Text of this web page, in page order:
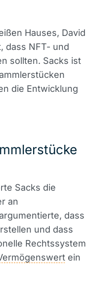
Hauses, David
dass NFT- und
sollten. Sacks ist
die Entwicklung
Sacks die
an
dass
und dass
Rechtssystem
ein